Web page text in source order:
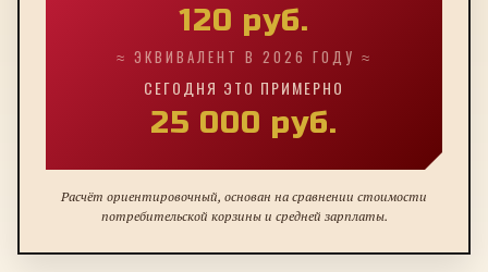
120 руб.
≈ ЭКВИВАЛЕНТ В 2026 ГОДУ ≈
СЕГОДНЯ ЭТО ПРИМЕРНО
25 000 руб.
Расчёт ориентировочный, основан на сравнении стоимости
потребительской корзины и средней зарплаты.